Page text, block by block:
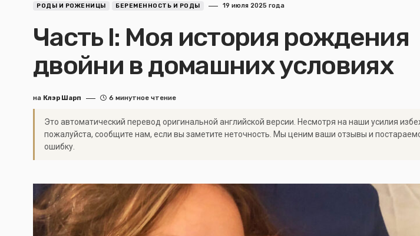
РОДЫ И РОЖЕНИЦЫ БЕРЕМЕННОСТЬ И РОДЫ 19 июля 2025 года
Часть I: Моя история рождения
двойни в домашних условиях
на Клэр Шарп 6 минутное чтение
Это автоматический перевод оригинальной английской версии. Несмотря на наши усилия
пожалуйста, сообщите нам, если вы заметите неточность. Мы ценим ваши отзывы и
ошибку.